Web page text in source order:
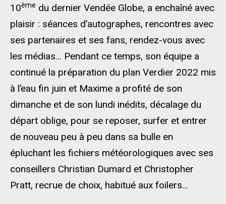
10ème du dernier Vendée Globe, a enchaîné avec
plaisir : séances d’autographes, rencontres avec
ses partenaires et ses fans, rendez-vous avec
les médias… Pendant ce temps, son équipe a
continué la préparation du plan Verdier 2022 mis
à l’eau fin juin et Maxime a profité de son
dimanche et de son lundi inédits, décalage du
départ oblige, pour se reposer, surfer et entrer
de nouveau peu à peu dans sa bulle en
épluchant les fichiers météorologiques avec ses
conseillers Christian Dumard et Christopher
Pratt, recrue de choix, habitué aux foilers…